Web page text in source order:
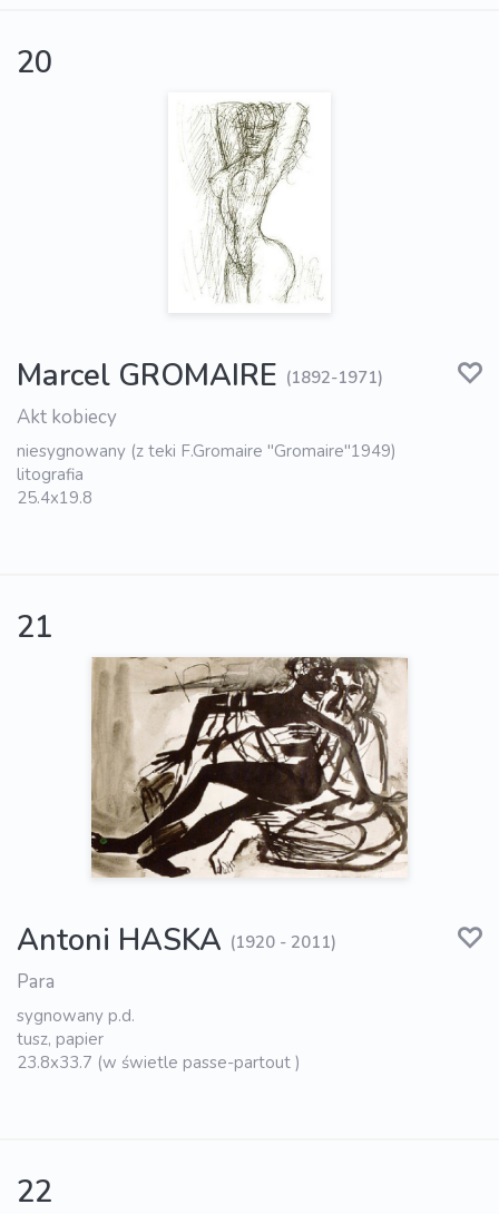
20
Marcel GROMAIRE (1892-1971)
Akt kobiecy
niesygnowany (z teki F.Gromaire "Gromaire"1949)
litografia
25.4x19.8
21
Antoni HASKA (1920 - 2011)
Para
sygnowany p.d.
tusz, papier
23.8x33.7 (w świetle passe-partout )
22